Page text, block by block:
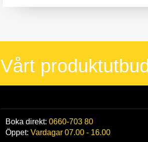
Vårt produktutbud
Boka direkt: 0660-703 80
Öppet: Vardagar 07.00 - 16.00